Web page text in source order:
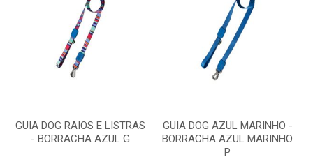
GUIA DOG RAIOS E LISTRAS
- BORRACHA AZUL G
GUIA DOG AZUL MARINHO -
BORRACHA AZUL MARINHO
P